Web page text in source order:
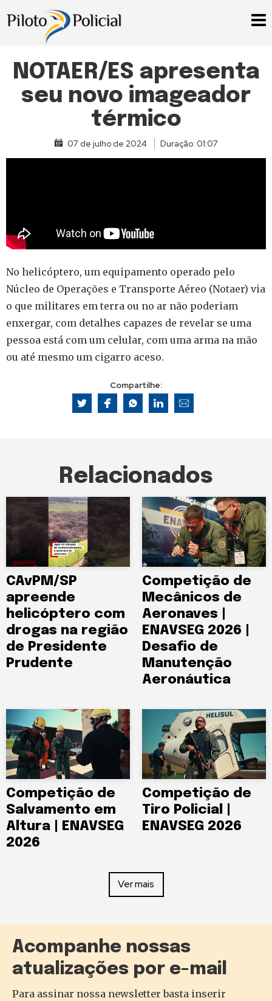
NOTAER/ES apresenta
seu novo imageador
térmico
07 de julho de 2024 Duração: 01:07
No helicóptero, um equipamento operado pelo
Núcleo de Operações e Transporte Aéreo (Notaer) via
o que militares em terra ou no ar não poderiam
enxergar, com detalhes capazes de revelar se uma
pessoa está com um celular, com uma arma na mão
ou até mesmo um cigarro aceso.
Compartilhe:
Relacionados
CAvPM/SP
apreende
helicóptero com
drogas na região
de Presidente
Prudente
Competição de
Mecânicos de
Aeronaves |
ENAVSEG 2026 |
Desafio de
Manutenção
Aeronáutica
Competição de
Salvamento em
Altura | ENAVSEG
2026
Competição de
Tiro Policial |
ENAVSEG 2026
Ver mais
Acompanhe nossas
atualizações por e-mail
Para assinar nossa newsletter basta inserir